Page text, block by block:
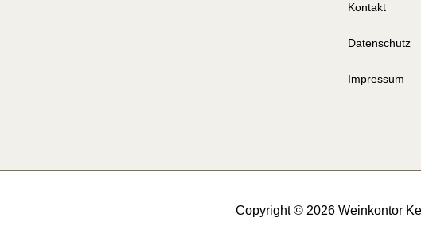
Kontakt
Datenschutz
Impressum
Copyright © 2026 Weinkontor